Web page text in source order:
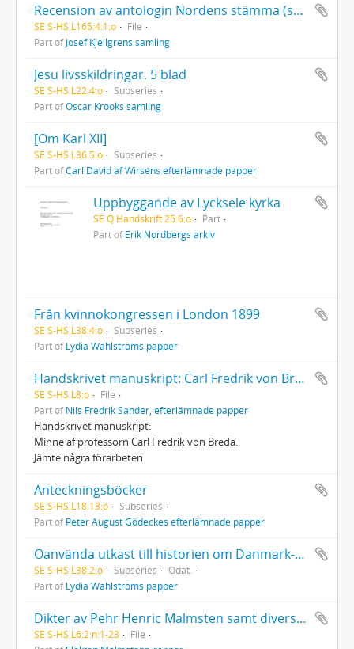
Recension av antologin Nordens stämma (samling av nordiska dikter för skola och hem, utgiven av Nordens frihet, Stockholm 1940)
SE S-HS L165:4:1:o
File
Part ofJosef Kjellgrens samling
Jesu livsskildringar. 5 blad
SE S-HS L22:4:o
Subseries
Part ofOscar Krooks samling
[Om Karl XII]
SE S-HS L36:5:o
Subseries
Part ofCarl David af Wirséns efterlämnade papper
Uppbyggande av Lycksele kyrka
SE Q Handskrift 25:6:o
Part
Part ofErik Nordbergs arkiv
Från kvinnokongressen i London 1899
SE S-HS L38:4:o
Subseries
Part ofLydia Wahlströms papper
Handskrivet manuskript: Carl Fredrik von Breda
SE S-HS L8:o
File
Part ofNils Fredrik Sander, efterlämnade papper
Handskrivet manuskript:
Minne af professorn Carl Fredrik von Breda.
Jämte några förarbeten
Anteckningsböcker
SE S-HS L18:13:o
Subseries
Part ofPeter August Gödeckes efterlämnade papper
Oanvända utkast till historien om Danmark-England 1807
SE S-HS L38:2:o Subseries
Odat.
Part ofLydia Wahlströms papper
Dikter av Pehr Henric Malmsten samt diverse avskrifter från andra författare
SE S-HS L6:2:n:1-23
File